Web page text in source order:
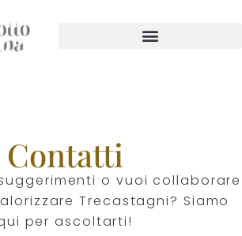
Contatti
o vuoi collaborare
Trecastagni? Siamo
per ascoltarti!